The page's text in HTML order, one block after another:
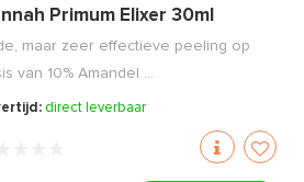
Primum Elixer 30ml
maar zeer effectieve peeling op
van 10% Amandel ...
direct leverbaar